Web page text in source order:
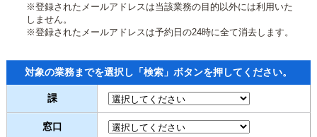
※登録されたメールアドレスは当該業務の目的以外には利用いた
しません。
※登録されたメールアドレスは予約日の24時に全て消去します。
対象の業務までを選択し「検索」ボタンを押してください。
課
窓口